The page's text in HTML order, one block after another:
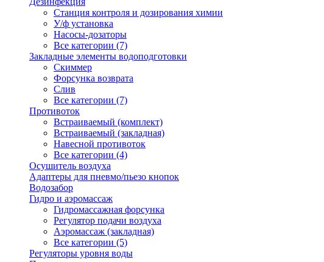
Станция контроля и дозирования химии
У/ф установка
Насосы-дозаторы
Все категории (7)
Закладные элементы водоподготовки
Скиммер
Форсунка возврата
Слив
Все категории (7)
Противоток
Встраиваемый (комплект)
Встраиваемый (закладная)
Навесной противоток
Все категории (4)
Осушитель воздуха
Адаптеры для пневмо/пьезо кнопок
Водозабор
Гидро и аэромассаж
Гидромассажная форсунка
Регулятор подачи воздуха
Аэромассаж (закладная)
Все категории (5)
Регуляторы уровня воды